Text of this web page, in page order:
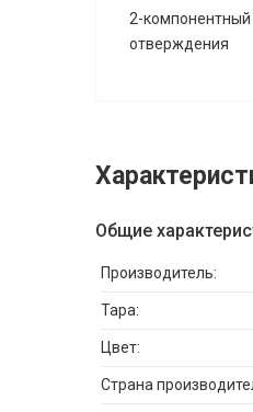
2-компонентный
отверждения
Общие
Производитель:
Тара:
Цвет:
Страна